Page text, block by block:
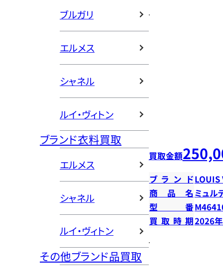
ブルガリ
エルメス
シャネル
ルイ・ヴィトン
ブランド衣料買取
エルメス
シャネル
ルイ・ヴィトン
その他ブランド品買取
買取金額
ブランドLOUIS
商品名 ミュル
型番
買取時期2026